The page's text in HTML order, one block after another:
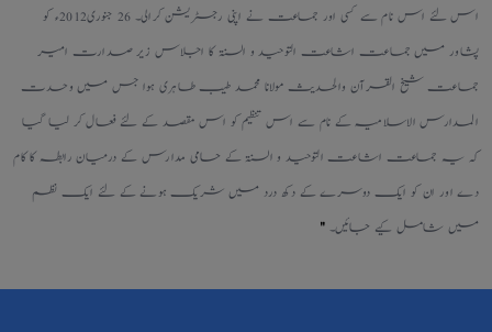
اس لئے اس نام سے کسی اور جماعت نے اپنی رجسٹریشن کرالی۔ 26 جنوری2012ء کو
پشاور میں جماعت اشاعت التوحید و السنۃ کا اجلاس زیر صدارت امیر
جماعت شیخ القرآن والحدیث مولانا محمد طیب طاہری ہوا جس میں وحدت
المدارس الاسلامیہ کے نام سے اس تنظیم کو اس مقصد کے لئے فعال کر لیا گیا
کہ یہ جماعت اشاعت التوحید و السنۃ کے حامی مدارس کے درمیان رابطہ کا کام
دے اور ان کو ایک دوسرے کے دکھ درد میں شریک ہونے کے لئے ایک نظم
میں شامل کیے جائیں۔ "